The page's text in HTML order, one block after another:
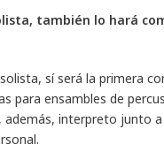
también lo hará
sí será la primera
para ensambles de
interpreto junto